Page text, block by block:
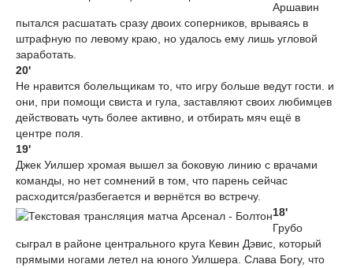
Аршавин
пытался расшатать сразу двоих соперников, врываясь в
штрафную по левому краю, но удалось ему лишь угловой
заработать.
20'
Не нравится болельщикам то, что игру больше ведут гости. и
они, при помощи свиста и гула, заставляют своих любимцев
действовать чуть более активно, и отбирать мяч ещё в
центре поля.
19'
Джек Уилшер хромая вышел за боковую линию с врачами
команды, но нет сомнений в том, что парень сейчас
расходится/разбегается и вернётся во встречу.
18'
Грубо
сыграл в районе центрального круга Кевин Дэвис, который
прямыми ногами летел на юного Уилшера. Слава Богу, что